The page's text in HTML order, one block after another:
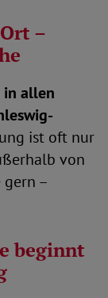
–
in allen
ist oft nur
von
–
beginnt